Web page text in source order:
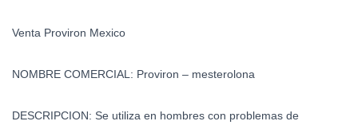
Venta Proviron Mexico
NOMBRE COMERCIAL: Proviron – mesterolona
DESCRIPCION: Se utiliza en hombres con problemas de